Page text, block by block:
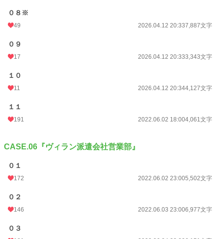
０８※
49 2026.04.12 20:337,887文字
０９
17 2026.04.12 20:333,343文字
１０
11 2026.04.12 20:344,127文字
１１
191 2022.06.02 18:004,061文字
CASE.06『ヴィラン派遣会社営業部』
０１
172 2022.06.02 23:005,502文字
０２
146 2022.06.03 23:006,977文字
０３